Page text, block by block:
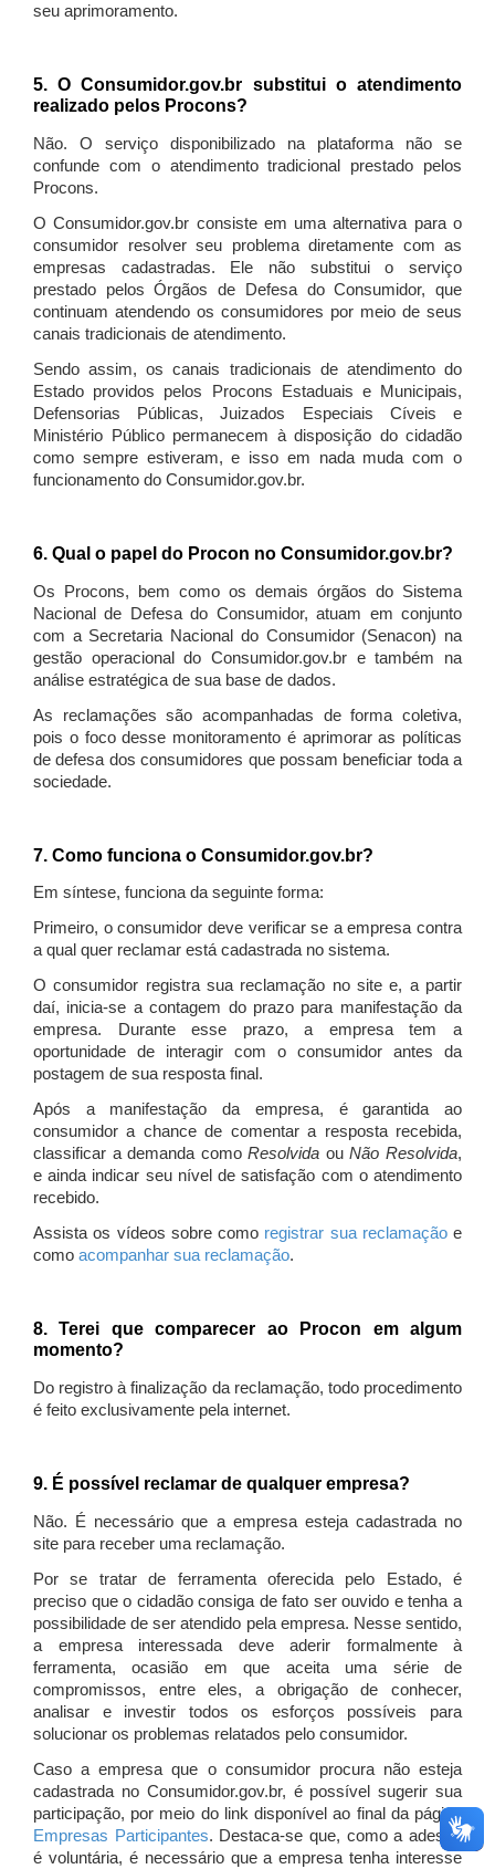
seu aprimoramento.
5. O Consumidor.gov.br substitui o atendimento
realizado pelos Procons?
Não. O serviço disponibilizado na plataforma não se
confunde com o atendimento tradicional prestado pelos
Procons.
O Consumidor.gov.br consiste em uma alternativa para o
consumidor resolver seu problema diretamente com as
empresas cadastradas. Ele não substitui o serviço
prestado pelos Órgãos de Defesa do Consumidor, que
continuam atendendo os consumidores por meio de seus
canais tradicionais de atendimento.
Sendo assim, os canais tradicionais de atendimento do
Estado providos pelos Procons Estaduais e Municipais,
Defensorias Públicas, Juizados Especiais Cíveis e
Ministério Público permanecem à disposição do cidadão
como sempre estiveram, e isso em nada muda com o
funcionamento do Consumidor.gov.br.
6. Qual o papel do Procon no Consumidor.gov.br?
Os Procons, bem como os demais órgãos do Sistema
Nacional de Defesa do Consumidor, atuam em conjunto
com a Secretaria Nacional do Consumidor (Senacon) na
gestão operacional do Consumidor.gov.br e também na
análise estratégica de sua base de dados.
As reclamações são acompanhadas de forma coletiva,
pois o foco desse monitoramento é aprimorar as políticas
de defesa dos consumidores que possam beneficiar toda a
sociedade.
7. Como funciona o Consumidor.gov.br?
Em síntese, funciona da seguinte forma:
Primeiro, o consumidor deve verificar se a empresa contra
a qual quer reclamar está cadastrada no sistema.
O consumidor registra sua reclamação no site e, a partir
daí, inicia-se a contagem do prazo para manifestação da
empresa. Durante esse prazo, a empresa tem a
oportunidade de interagir com o consumidor antes da
postagem de sua resposta final.
Após a manifestação da empresa, é garantida ao
consumidor a chance de comentar a resposta recebida,
classificar a demanda comoResolvida ouNão Resolvida,
e ainda indicar seu nível de satisfação com o atendimento
recebido.
Assista os vídeos sobre como registrar sua reclamaçãoe
como acompanhar sua reclamação.
8. Terei que comparecer ao Procon em algum
momento?
Do registro à finalização da reclamação, todo procedimento
é feito exclusivamente pela internet.
9. É possível reclamar de qualquer empresa?
Não. É necessário que a empresa esteja cadastrada no
site para receber uma reclamação.
Por se tratar de ferramenta oferecida pelo Estado, é
preciso que o cidadão consiga de fato ser ouvido e tenha a
possibilidade de ser atendido pela empresa. Nesse sentido,
a empresa interessada deve aderir formalmente à
ferramenta, ocasião em que aceita uma série de
compromissos, entre eles, a obrigação de conhecer,
analisar e investir todos os esforços possíveis para
solucionar os problemas relatados pelo consumidor.
Caso a empresa que o consumidor procura não esteja
cadastrada no Consumidor.gov.br, é possível sugerir sua
participação, por meio do link disponível ao final da página
Empresas Participantes. Destaca-se que, como a adesão
é voluntária, é necessário que a empresa tenha interesse